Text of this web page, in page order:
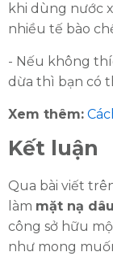
khi dùng nước
nhiều tế bào
- Nếu không
dừa thì bạn có
Xem thêm:
Kết luận
Qua bài viết
làm mặt nạ
công sở hữu
như mong